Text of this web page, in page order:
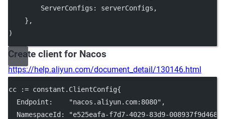
        ServerConfigs: serverConfigs,
    },
)
Create client for Nacos
https://help.aliyun.com/document_detail/130146.html
cc := constant.ClientConfig{
  Endpoint:
"nacos.aliyun.com:8080" ,
  NamespaceId:
"e525eafa-f7d7-4029-83d9-008937f9d468"